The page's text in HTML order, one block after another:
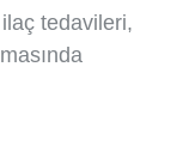
tedavileri,